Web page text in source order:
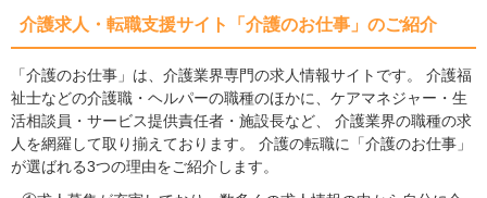
介護求人・転職支援サイト「介護のお仕事」のご紹介
「介護のお仕事」は、介護業界専門の求人情報サイトです。 介護福
祉士などの介護職・ヘルパーの職種のほかに、ケアマネジャー・生
活相談員・サービス提供責任者・施設長など、 介護業界の職種の求
人を網羅して取り揃えております。 介護の転職に「介護のお仕事」
が選ばれる3つの理由をご紹介します。